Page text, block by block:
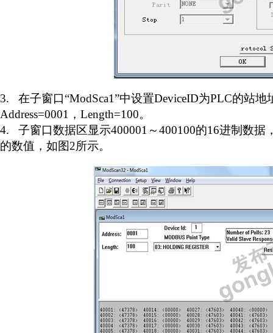
3. 在子窗口“ModSca1”中设置DeviceID为PLC的站地
Address=0001 ， Length=100。
4.
子窗口数据区显示400001 ～400100的16进制数据
的数值，如图2所示。